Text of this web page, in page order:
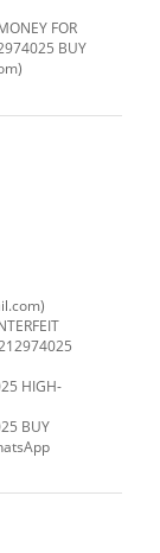
FOR
BUY
HIGH-
BUY